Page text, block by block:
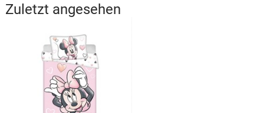
Zuletzt angesehen